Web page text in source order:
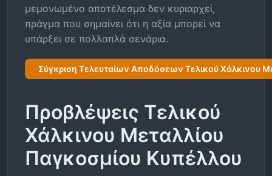
μεμονωμένο αποτέλεσμα δεν κυριαρχεί,
πράγμα που σημαίνει ότι η αξία μπορεί να
υπάρξει σε πολλαπλά σενάρια.
Σύγκριση Τελευταίων Αποδόσεων Τελικού Χάλκινου
Προβλέψεις Τελικού
Χάλκινου Μεταλλίου
Παγκοσμίου Κυπέλλου